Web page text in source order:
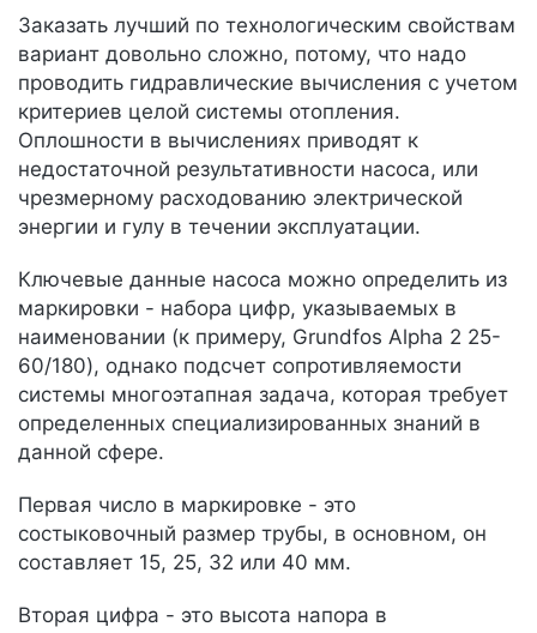
Заказать лучший по технологическим свойствам
вариант довольно сложно, потому, что надо
проводить гидравлические вычисления с учетом
критериев целой системы отопления.
Оплошности в вычислениях приводят к
недостаточной результативности насоса, или
чрезмерному расходованию электрической
энергии и гулу в течении эксплуатации.
Ключевые данные насоса можно определить из
маркировки - набора цифр, указываемых в
наименовании (к примеру, Grundfos Alpha 2 25-
60/180), однако подсчет сопротивляемости
системы многоэтапная задача, которая требует
определенных специализированных знаний в
данной сфере.
Первая число в маркировке - это
состыковочный размер трубы, в основном, он
составляет 15, 25, 32 или 40 мм.
Вторая цифра - это высота напора в